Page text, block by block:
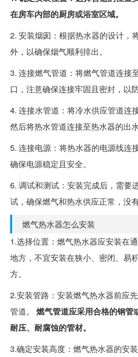
在房车内部的厨房或浴室区域。
2. 安装烟囱：根据热水器的设计，
外，以确保烟气顺利排出。
3. 连接燃气管道：将燃气管道连接
口，注意确保连接牢固且密封，以
4. 连接水管道：将冷水供应管道连
然后将热水管道连接至热水器的出水
5. 连接电源：将热水器的电源线连
确保电源稳定且安全。
6. 调试和测试：安装完成后，需要
试，确保燃气和热水供应正常，没
燃气热水器怎么安装
1.选择位置：燃气热水器应安装在
地方，不宜安装在狭小、密闭、易
方。
2.安装管路：安装燃气热水器前应
管道。 燃气管道应采用合格的钢管
耐压、耐腐蚀的管材。
3.确定安装高度：燃气热水器的安